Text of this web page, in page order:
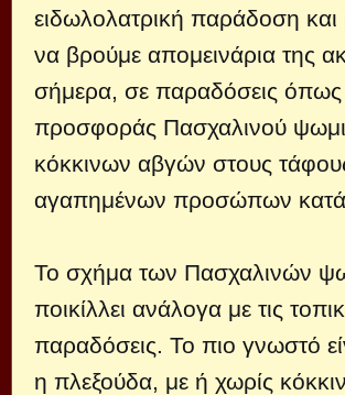
ειδωλολατρική παράδοση
να βρούμε απομεινάρια της
σήμερα, σε παραδόσεις όπως
προσφοράς Πασχαλινού
κόκκινων αβγών στους
αγαπημένων προσώπων
Το σχήμα των Πασχαλινών
ποικίλλει ανάλογα με τις
παραδόσεις. Το πιο γνωστό
η πλεξούδα, με ή χωρίς